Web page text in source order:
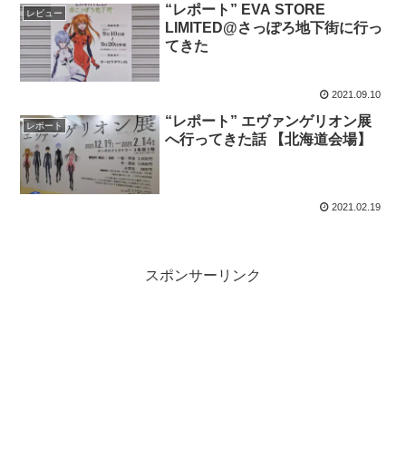
レビュー
“レポート” EVA STORE
LIMITED@さっぽろ地下街に行っ
てきた
2021.09.10
レポート
“レポート” エヴァンゲリオン展
へ行ってきた話 【北海道会場】
2021.02.19
スポンサーリンク